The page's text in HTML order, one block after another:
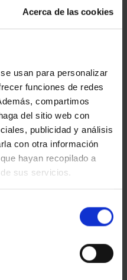
Acerca de las cookies
usan para personalizar
funciones de redes
compartimos
del sitio web con
publicidad y análisis
con otra información
hayan recopilado a
sus servicios.
CIUDADES PATRIMONIO
II- IBIZA
73,00 €